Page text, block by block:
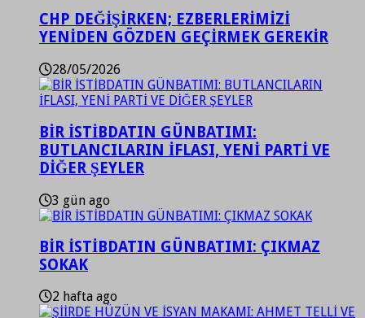
CHP DEĞİŞİRKEN; EZBERLERİMİZİ
YENİDEN GÖZDEN GEÇİRMEK GEREKİR
28/05/2026
BİR İSTİBDATIN GÜNBATIMI:
BUTLANCILARIN İFLASI, YENİ PARTİ VE
DİĞER ŞEYLER
3 gün ago
BİR İSTİBDATIN GÜNBATIMI: ÇIKMAZ
SOKAK
2 hafta ago